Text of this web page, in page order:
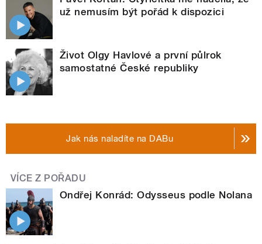
už nemusím být pořád k dispozici
Život Olgy Havlové a první půlrok
samostatné České republiky
Jak nás naladíte na DABu
VÍCE Z POŘADU
Ondřej Konrád: Odysseus podle Nolana